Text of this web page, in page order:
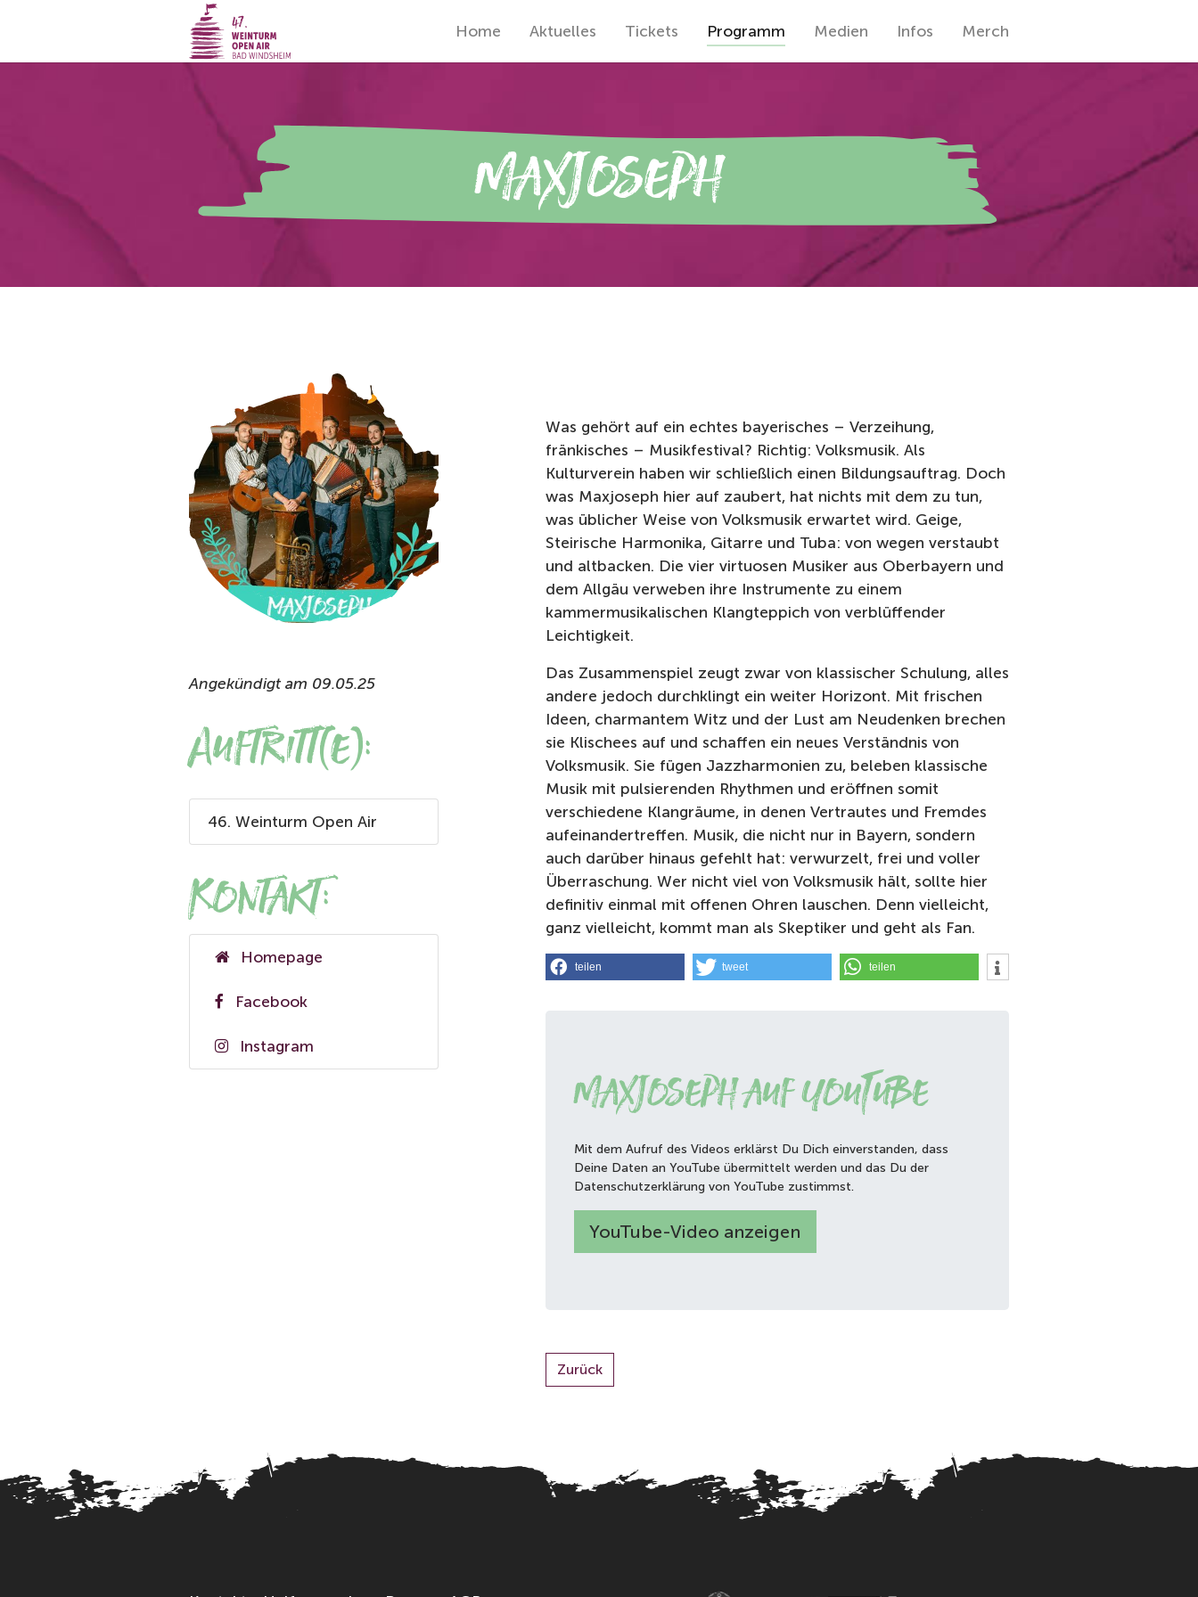
Home Aktuelles Tickets Programm Medien Infos Merch
Maxjoseph
Angekündigt am 09.05.25
Auftritt(e):
46. Weinturm Open Air
Kontakt:
Homepage
Facebook
Instagram
Was gehört auf ein echtes bayerisches – Verzeihung,
fränkisches – Musikfestival? Richtig: Volksmusik. Als
Kulturverein haben wir schließlich einen Bildungsauftrag. Doch
was Maxjoseph hier auf zaubert, hat nichts mit dem zu tun,
was üblicher Weise von Volksmusik erwartet wird. Geige,
Steirische Harmonika, Gitarre und Tuba: von wegen verstaubt
und altbacken. Die vier virtuosen Musiker aus Oberbayern und
dem Allgäu verweben ihre Instrumente zu einem
kammermusikalischen Klangteppich von verblüffender
Leichtigkeit.
Das Zusammenspiel zeugt zwar von klassischer Schulung, alles
andere jedoch durchklingt ein weiter Horizont. Mit frischen
Ideen, charmantem Witz und der Lust am Neudenken brechen
sie Klischees auf und schaffen ein neues Verständnis von
Volksmusik. Sie fügen Jazzharmonien zu, beleben klassische
Musik mit pulsierenden Rhythmen und eröffnen somit
verschiedene Klangräume, in denen Vertrautes und Fremdes
aufeinandertreffen. Musik, die nicht nur in Bayern, sondern
auch darüber hinaus gefehlt hat: verwurzelt, frei und voller
Überraschung. Wer nicht viel von Volksmusik hält, sollte hier
definitiv einmal mit offenen Ohren lauschen. Denn vielleicht,
ganz vielleicht, kommt man als Skeptiker und geht als Fan.
teilen tweet teilen
Maxjoseph auf YouTube
Mit dem Aufruf des Videos erklärst Du Dich einverstanden, dass
Deine Daten an YouTube übermittelt werden und das Du der
Datenschutzerklärung von YouTube zustimmst.
YouTube-Video anzeigen
Zurück